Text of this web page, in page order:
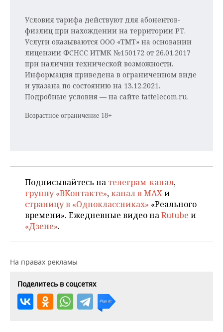
ХОККЕЙ С МЯЧОМ
ПРОИСШЕСТВИЯ
Условия тарифа действуют для абонентов-
физлиц при нахождении на территории РТ.
Услуги оказываются ООО «ТМТ» на основании
лицензии ФСНСС ИТМК №150172 от 26.01.2017
при наличии технической возможности.
Информация приведена в ограниченном виде
и указана по состоянию на 13.12.2021.
Подробные условия — на сайте tattelecom.ru.
Возрастное ограничение 18+
Подписывайтесь на телеграм-канал,
группу «ВКонтакте»,канал в MAXи
страницу в «Одноклассниках» «Реального
времени». Ежедневные видео наRutube и
«Дзене».
На правах рекламы
Поделитесь в соцсетях